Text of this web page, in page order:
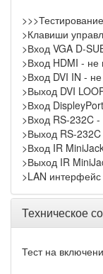
>Клавиши
>Вход VGA D-
>Вход HDMI - не
>Вход DVI IN -
>Выход DVI
>Вход
>Вход RS-232C
>Выход RS-
>Вход IR
>Выход IR
>LAN
Техническое
Тест на